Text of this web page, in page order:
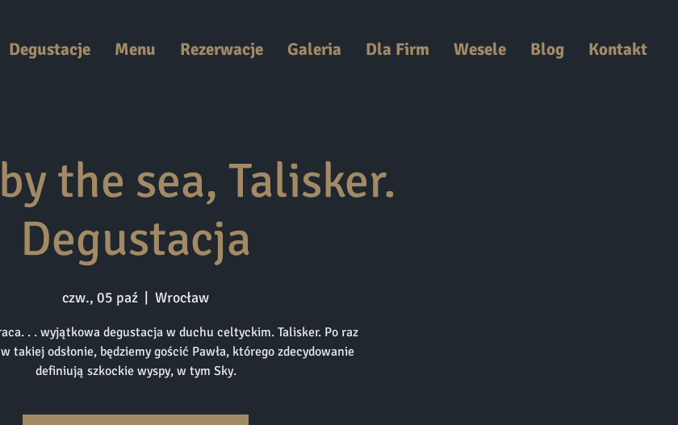
Degustacje Menu Rezerwacje Galeria Dla Firm Wesele Blog Kontakt
the sea, Talisker.
Degustacja
czw., 05 paź Wrocław
. . wyjątkowa degustacja w duchu celtyckim. Talisker. Po raz
takiej odsłonie, będziemy gościć Pawła, którego zdecydowanie
definiują szkockie wyspy, w tym Sky.